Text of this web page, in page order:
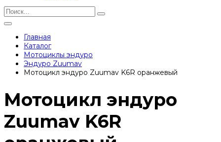
Главная
Каталог
Мотоциклы эндуро
Эндуро Zuumav
Мотоцикл эндуро Zuumav K6R оранжевый
Мотоцикл эндуро
Zuumav K6R